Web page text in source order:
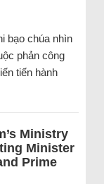
bạo chúa nhìn
phản công
tiến hành
Ministry
Minister
Prime